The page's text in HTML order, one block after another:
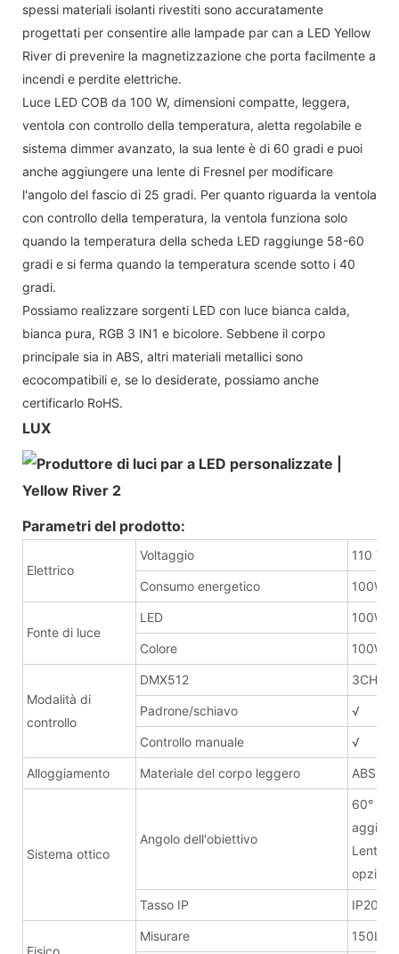
spessi materiali isolanti rivestiti sono accuratamente
progettati per consentire alle lampade par can a LED Yellow
River di prevenire la magnetizzazione che porta facilmente a
incendi e perdite elettriche.
Luce LED COB da 100 W, dimensioni compatte, leggera,
ventola con controllo della temperatura, aletta regolabile e
sistema dimmer avanzato, la sua lente è di 60 gradi e puoi
anche aggiungere una lente di Fresnel per modificare
l'angolo del fascio di 25 gradi. Per quanto riguarda la ventola
con controllo della temperatura, la ventola funziona solo
quando la temperatura della scheda LED raggiunge 58-60
gradi e si ferma quando la temperatura scende sotto i 40
gradi.
Possiamo realizzare sorgenti LED con luce bianca calda,
bianca pura, RGB 3 IN1 e bicolore. Sebbene il corpo
principale sia in ABS, altri materiali metallici sono
ecocompatibili e, se lo desiderate, possiamo anche
certificarlo RoHS.
LUX
Parametri del prodotto:
Elettrico
Voltaggio 110 V
Consumo energetico 100W
Fonte di luce
LED 100W
Colore 100W
Modalità di
controllo
DMX512 3CH/
Padrone/schiavo √
Controllo manuale √
Alloggiamento Materiale del corpo leggero ABS
Sistema ottico
Angolo dell'obiettivo
60°
Lente
opzione
Tasso IP IP20
Fisico
Misurare